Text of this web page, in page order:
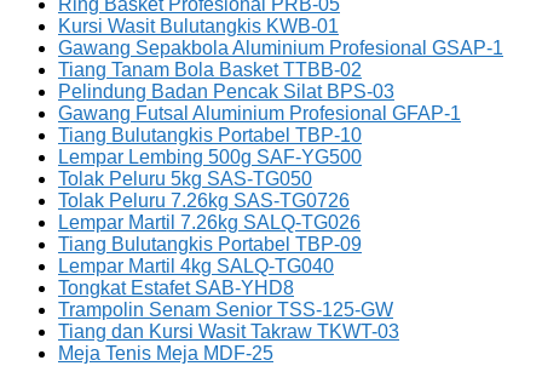
Ring Basket Profesional PRB-05
Kursi Wasit Bulutangkis KWB-01
Gawang Sepakbola Aluminium Profesional GSAP-1
Tiang Tanam Bola Basket TTBB-02
Pelindung Badan Pencak Silat BPS-03
Gawang Futsal Aluminium Profesional GFAP-1
Tiang Bulutangkis Portabel TBP-10
Lempar Lembing 500g SAF-YG500
Tolak Peluru 5kg SAS-TG050
Tolak Peluru 7.26kg SAS-TG0726
Lempar Martil 7.26kg SALQ-TG026
Tiang Bulutangkis Portabel TBP-09
Lempar Martil 4kg SALQ-TG040
Tongkat Estafet SAB-YHD8
Trampolin Senam Senior TSS-125-GW
Tiang dan Kursi Wasit Takraw TKWT-03
Meja Tenis Meja MDF-25